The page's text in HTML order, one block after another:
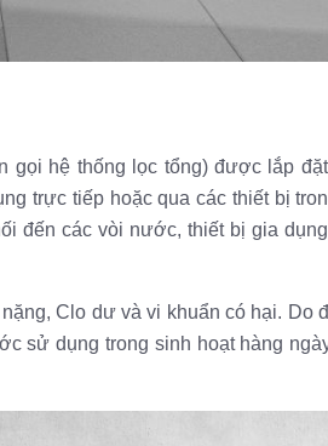
hệ thống lọc tổng) được lắp
trực tiếp hoặc qua các thiết bị
đến các vòi nước, thiết bị gia
Clo dư và vi khuẩn có hại. Do
sử dụng trong sinh hoạt hàng